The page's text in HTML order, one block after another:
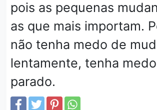
pois as pequenas
as que mais importam.
não tenha medo de
lentamente, tenha
parado.